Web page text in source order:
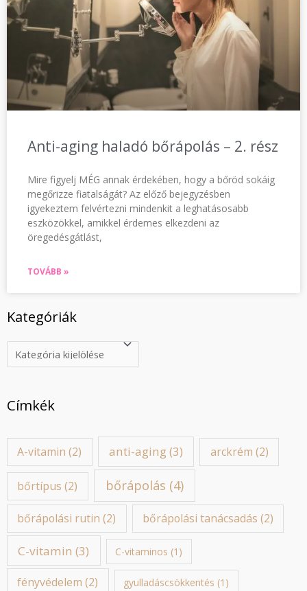
Anti-aging haladó bőrápolás – 2. rész
Mire figyelj MÉG annak érdekében, hogy a bőröd sokáig
megőrizze fiatalságát? Az előző bejegyzésben
igyekeztem felvértezni mindenkit a leghatásosabb
eszközökkel, amikkel érdemes elkezdeni az
öregedésgátlást,
TOVÁBB »
Kategóriák
Címkék
A-vitamin (2) anti-aging(3) arckrém (2)
bőrtípus (2) bőrápolás (4)
bőrápolási rutin (2) bőrápolási tanácsadás (2)
C-vitamin (3) C-vitaminos (1)
fényvédelem (2) gyulladáscsökkentés (1)